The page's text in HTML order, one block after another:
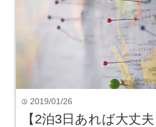
time 2019/01/26
【2泊3日あれば大丈